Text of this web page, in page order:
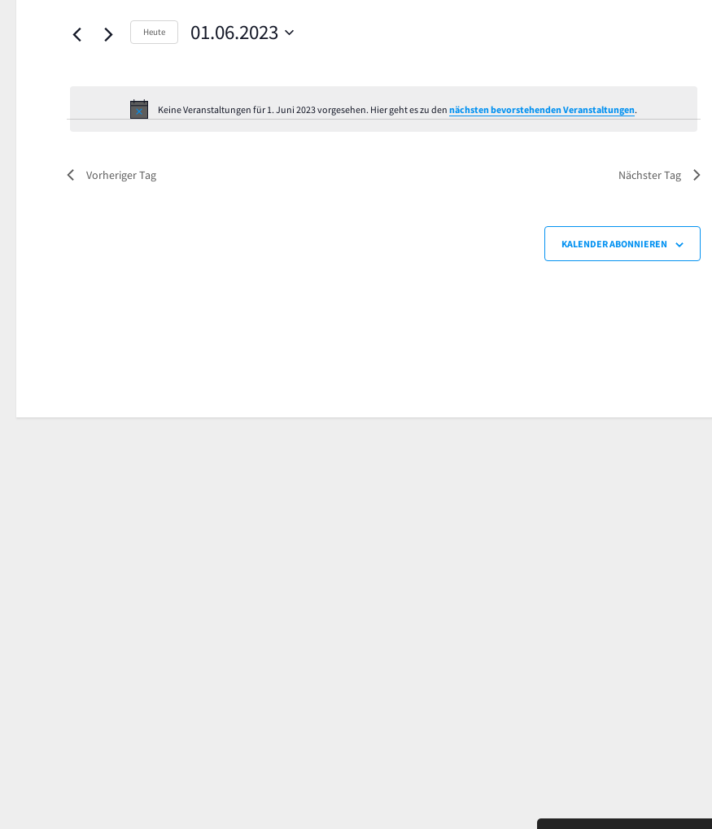
2023
Hinweis
Keine Veranstaltungen für 1. Juni 2023 vorgesehen. Hier geht es zu den nächsten bevorstehenden Veranstaltungen.
Ansichten,
Navigation
nach
Veranstaltungen
Heute 01.06.2023
Vorheriger Tag Nächster Tag
KALENDER ABONNIEREN